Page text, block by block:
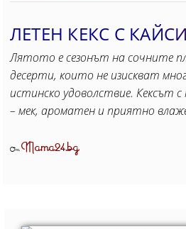
ЛЕТЕН КЕКС С
Лятото е сезонът на сочните
десерти, които не изискват
истинско удоволствие. Кексът
– мек, ароматен и приятно
ОтMama24.bg